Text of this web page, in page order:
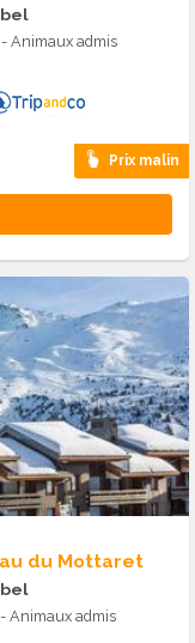
Animaux admis
Prix malin
du Mottaret
Animaux admis